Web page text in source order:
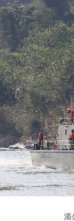
湄